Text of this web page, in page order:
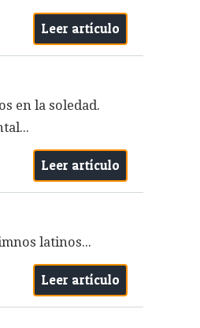
Leer artículo
en la soledad.
Leer artículo
latinos...
Leer artículo